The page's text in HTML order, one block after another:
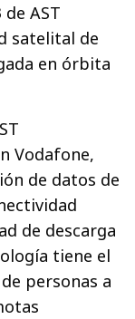
AST
satelital de
en órbita
Vodafone,
de datos de
de descarga
tiene el
personas a